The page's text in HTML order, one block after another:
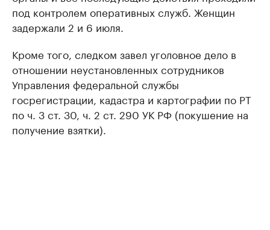
под контролем оперативных служб. Женщин
задержали 2 и 6 июля.
Кроме того, следком завел уголовное дело в
отношении неустановленных сотрудников
Управления федеральной службы
госрегистрации, кадастра и картографии по РТ
по ч. 3 ст. 30, ч. 2 ст. 290 УК РФ (покушение на
получение взятки).